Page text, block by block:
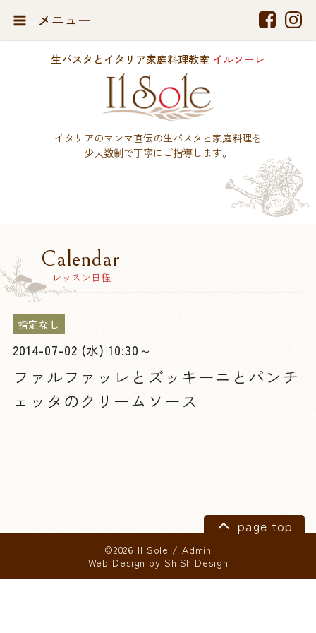
メニュー
生パスタとイタリア家庭料理教室 イルソーレ
イタリアのマンマ直伝の生パスタと家庭料理を
少人数制で丁寧にご指導します。
Calendar
レッスン日程
指定なし
2014-07-02 (水) 10:30～
ファルファッレとズッキーニとパンチ
ェッタのクリームソース
page top
©2026 Il Sole / Admin
Web Design by ShiShiDesign